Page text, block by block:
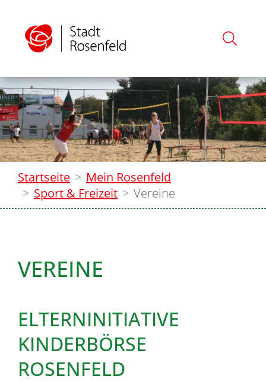
Startseite
Mein Rosenfeld
Sport & Freizeit
Vereine
VEREINE
ELTERNINITIATIVE
KINDERBÖRSE
ROSENFELD